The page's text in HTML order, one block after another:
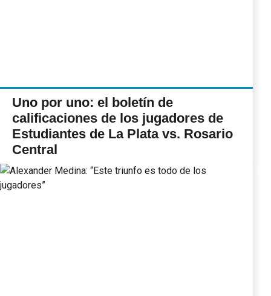
Uno por uno: el boletín de
calificaciones de los jugadores de
Estudiantes de La Plata vs. Rosario
Central